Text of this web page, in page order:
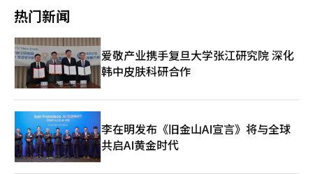
技与互联网产业的核心枢纽，汇集了小米、京东、百度、字节跳动
等多家中国主要平台及智能出行企业的总部。去年出席论坛后，李
在镕曾专程访问小米汽车工厂，与小米集团董事长雷军就车载电子
与电气设备领域的合作进行了深入探讨。当时，高通公司首席执行
官克里斯蒂亚诺·安蒙亦陪同参访。此后，李在镕还南下广东深
圳，访问了全球最大电动汽车制造商比亚迪的总部。 此次李在镕
再度借论坛之机深耕中国合作伙伴关系，显示出三星电子在巩固全
球供应链、拓展智能出行及电子技术合作领域对核心市场的持续重
视。业界普遍关注，今年李在镕将重点聚焦哪些新兴技术领域的合
作，以及在当前全球产业格局下，三星与中资企业的战略协作将释
放出哪些新信号。 日本企业今年集体缺席本次论坛，分析称可能
受当前趋于紧张的中日关系影响。 国际机构方面，新开发银行总
裁迪尔玛·罗塞夫、亚洲基础设施投资银行行长邹加怡‌、世界银行
热门新闻
爱敬产业携手复旦大学张江研究院 深化
韩中皮肤科研合作
李在明发布《旧金山AI宣言》将与全球
共启AI黄金时代